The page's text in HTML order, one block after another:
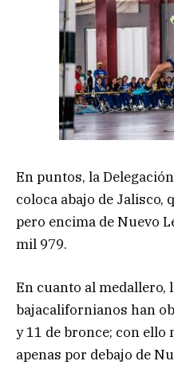
En puntos, la
coloca abajo de Jalisco,
pero encima de Nuevo
mil 979.
En cuanto al medallero,
bajacalifornianos han
y 11 de bronce; con ello
apenas por debajo de